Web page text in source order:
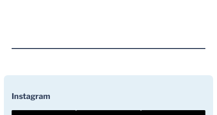
Instagram